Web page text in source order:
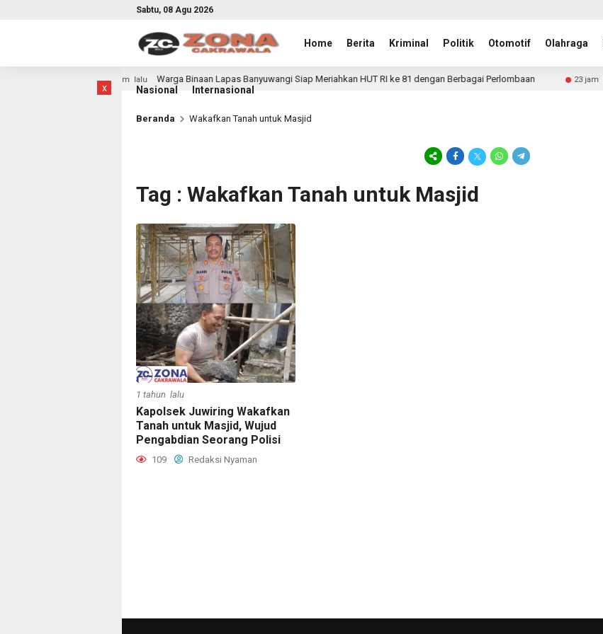
Sabtu, 08 Agu 2026
Home Berita Kriminal Politik Otomotif Olahraga
Nasional Internasional
x
23 jam lalu Warga Binaan Lapas Banyuwangi Siap Meriahkan HUT RI ke 81 dengan Berbagai Perlombaan 23 jam lalu
Beranda Wakafkan Tanah untuk Masjid
Tag : Wakafkan Tanah untuk Masjid
1 tahun lalu
Kapolsek Juwiring Wakafkan
Tanah untuk Masjid, Wujud
Pengabdian Seorang Polisi
109 Redaksi Nyaman